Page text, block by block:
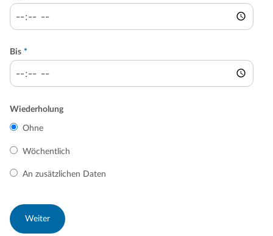
Bis *
Wiederholung
Ohne
Wöchentlich
An zusätzlichen Daten